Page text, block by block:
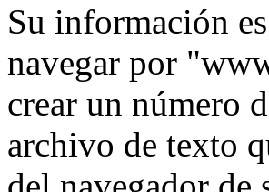
Su información
navegar por
crear un número
archivo de texto